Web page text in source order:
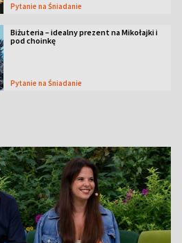
Pytanie na Śniadanie
Biżuteria – idealny prezent na Mikołajki i
pod choinkę
Pytanie na Śniadanie